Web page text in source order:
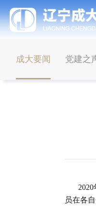
成大要闻 党建之
2020年
员在各